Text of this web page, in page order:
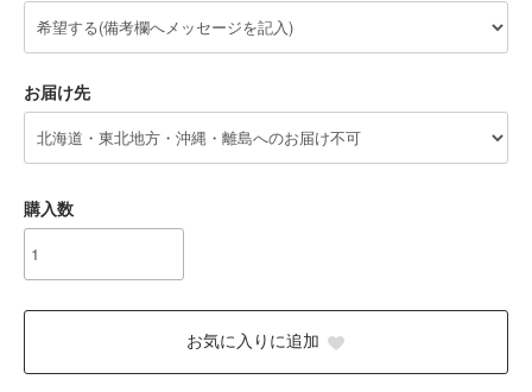
お届け先
購入数
お気に入りに追加